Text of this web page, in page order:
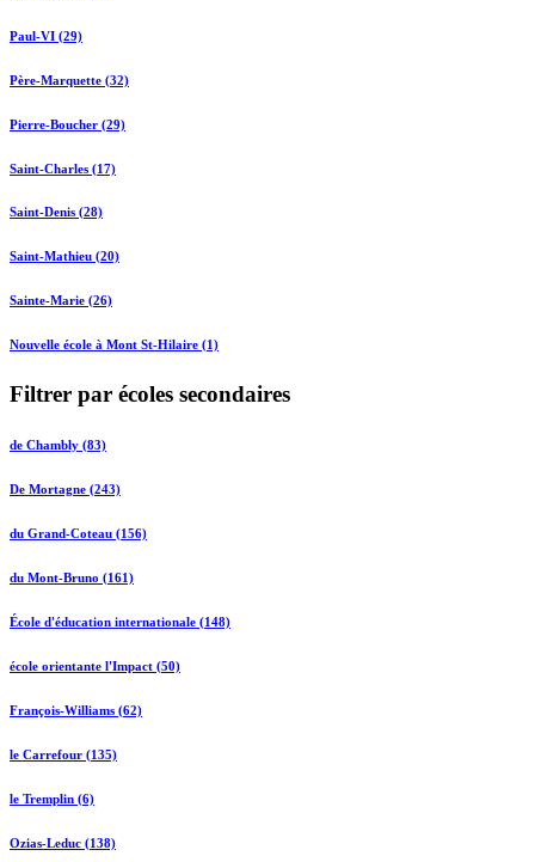
Paul-VI (29)
Père-Marquette (32)
Pierre-Boucher (29)
Saint-Charles (17)
Saint-Denis (28)
Saint-Mathieu (20)
Sainte-Marie (26)
Nouvelle école à Mont St-Hilaire (1)
Filtrer par écoles secondaires
de Chambly (83)
De Mortagne (243)
du Grand-Coteau (156)
du Mont-Bruno (161)
École d'éducation internationale (148)
école orientante l'Impact (50)
François-Williams (62)
le Carrefour (135)
le Tremplin (6)
Ozias-Leduc (138)